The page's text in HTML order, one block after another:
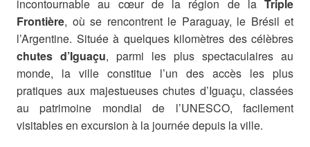
incontournable au cœur de la région de la Triple
Frontière, où se rencontrent le Paraguay, le Brésil et
l’Argentine. Située à quelques kilomètres des célèbres
chutes d’Iguaçu, parmi les plus spectaculaires au
monde, la ville constitue l’un des accès les plus
pratiques aux majestueuses chutes d’Iguaçu, classées
au patrimoine mondial de l’UNESCO, facilement
visitables en excursion à la journée depuis la ville.